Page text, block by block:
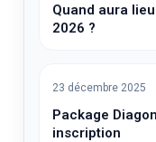
Quand aura
2026 ?
23 décembre 2025
Package
inscription